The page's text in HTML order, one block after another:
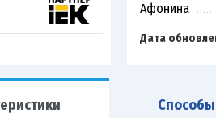
Афонина
Дата